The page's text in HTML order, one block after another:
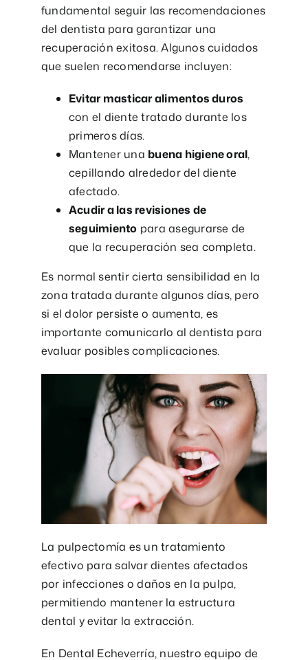
fundamental seguir las recomendaciones
del dentista para garantizar una
recuperación exitosa. Algunos cuidados
que suelen recomendarse incluyen:
Evitar masticar alimentos duros
con el diente tratado durante los
primeros días.
Mantener una buena higiene oral,
cepillando alrededor del diente
afectado.
Acudir a las revisiones de
seguimiento para asegurarse de
que la recuperación sea completa.
Es normal sentir cierta sensibilidad en la
zona tratada durante algunos días, pero
si el dolor persiste o aumenta, es
importante comunicarlo al dentista para
evaluar posibles complicaciones.
La pulpectomía es un tratamiento
efectivo para salvar dientes afectados
por infecciones o daños en la pulpa,
permitiendo mantener la estructura
dental y evitar la extracción.
En Dental Echeverría, nuestro equipo de